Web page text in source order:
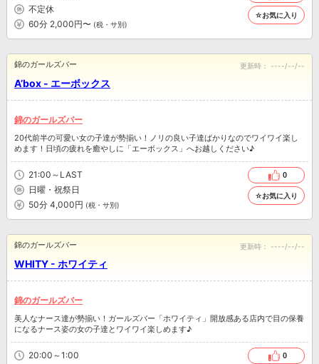
不定休
60分 2,000円〜 (税・サ別)
☆お気に入り
A’box - エーボックス
錦のガールズバー 更新時： ----/--/--
錦のガールズバー
20代前半の可愛い女の子達が勢揃い！ノリの良い子達ばかりなのでワイワイ楽し
めます！日頃の疲れを癒やしに「エーボックス」へお越しください♪
21:00～LAST
日曜・祝祭日
50分 4,000円 (税・サ別)
0
☆お気に入り
WHITY - ホワイティ
錦のガールズバー 更新時： ----/--/--
錦のガールズバー
美人なナース達が勢揃い！ガールズバー「ホワイティ」開放感ある店内で目の保養
になるナース姿の女の子達とワイワイ楽しめます♪
20:00～1:00
0